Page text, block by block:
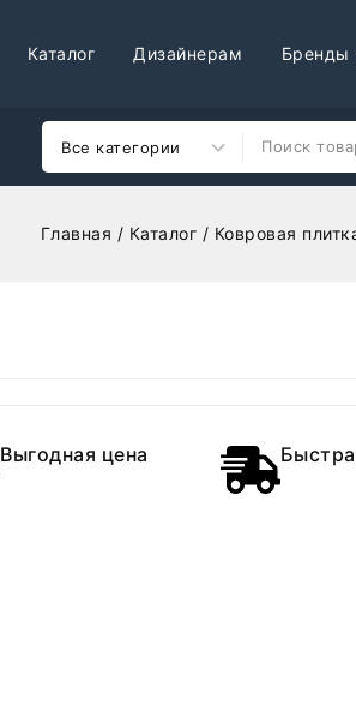
Каталог Дизайнерам Бренды
Главная / Каталог / Ковровая
Выгодная цена